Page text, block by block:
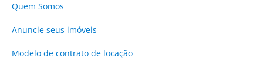
Quem Somos
Anuncie seus imóveis
Modelo de contrato de locação